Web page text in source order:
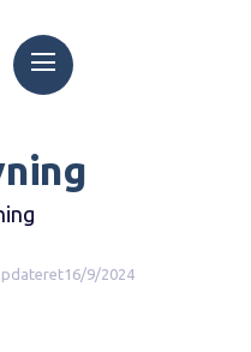
16/9/2024